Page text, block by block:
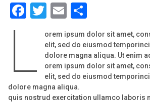
Facebook
Twitter
Email
L
orem ipsum dolor sit amet,
elit, sed do eiusmod
dolore magna aliqua. Ut enim
orem ipsum dolor sit amet,
elit, sed do eiusmod
dolore magna aliqua.
quis nostrud exercitation ullamco laboris